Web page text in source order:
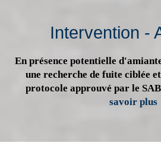
Intervention -
En présence potentielle
une recherche de fuite ciblée
protocole approuvé par le
savoir plus